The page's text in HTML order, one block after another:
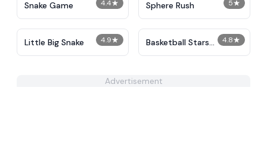
4.4★
Snake Game 5★
Sphere Rush
4.9★
Little Big Snake 4.8★
Basketball Stars
Unblocked
Advertisement